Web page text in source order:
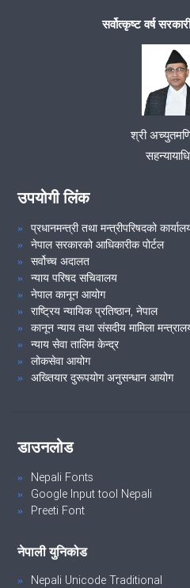
सर्वोत्कृष्ट वर्ष
श्री
उपयोगी लिंक
प्रधानमन्त्री तथा मन्त्रीपरिषदको
नेपाल सरकारको आधिकारीक पोर्टल
सर्वोच्च अदालत
न्याय परिषद सचिवालय
नेपाल कानून आयोग
राष्ट्रिय न्यायिक प्रतिष्ठान, नेपाल
कानून न्याय तथा संसदीय मामिला
न्याय सेवा तालिम केन्द्र
लोकसेवा आयोग
अख्तियार दुरूपयोग अनुसन्धान आयोग
डाउनलोड
Nepali Fonts
Google Input tool Nepali
Preeti Font
नेपाली युनिकोड
Nepali Unicode Traditional